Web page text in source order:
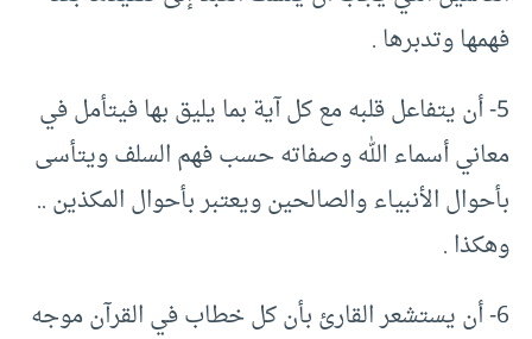
فهمها وتدبرها .
5- أن يتفاعل قلبه مع كل آية بما يليق بها فيتأمل في
معاني أسماء الله وصفاته حسب فهم السلف ويتأسى
بأحوال الأنبياء والصالحين ويعتبر بأحوال المكذين ..
وهكذا .
6- أن يستشعر القارئ بأن كل خطاب في القرآن موجه